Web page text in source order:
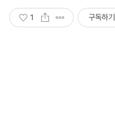
1 구독하기